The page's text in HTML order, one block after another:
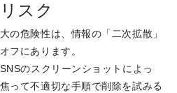
スク
の危険性は、情報の「二次拡散」
フにあります。
のスクリーンショットによっ
って不適切な手順で削除を試みる